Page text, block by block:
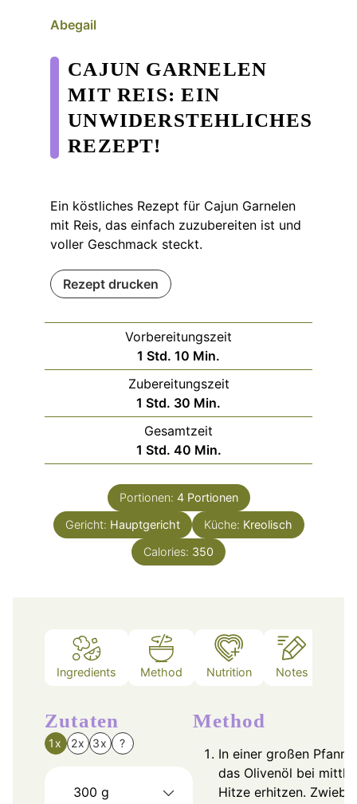
Abegail
CAJUN GARNELEN
MIT REIS: EIN
UNWIDERSTEHLICHES
REZEPT!
Ein köstliches Rezept für Cajun Garnelen
mit Reis, das einfach zuzubereiten ist und
voller Geschmack steckt.
Rezept drucken
Vorbereitungszeit
1 Stunde
Std. 10 Minuten
Min.
Zubereitungszeit
1 Stunde
Std. 30 Minuten
Min.
Gesamtzeit
1 Stunde
Std. 40Minuten
Min.
Portionen: 4 Portionen
Gericht: Hauptgericht Küche: Kreolisch
Calories: 350
Ingredients Method Nutrition Notes
Zutaten
1x 2x 3x ?
300 g
Method
In einer großen Pfanne
das Olivenöl bei
Hitze erhitzen. Zwiebel